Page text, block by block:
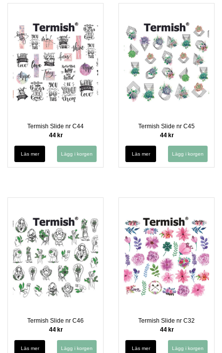
Termish Slide nr C44
44 kr
Läs mer
Termish Slide nr C45
44 kr
Läs mer
Termish Slide nr C46
44 kr
Läs mer
Termish Slide nr C32
44 kr
Läs mer